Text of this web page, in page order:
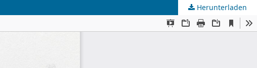
Herunterladen